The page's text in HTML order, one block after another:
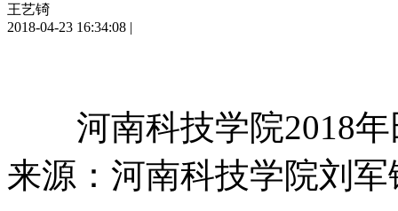
王艺锜
2018-04-23 16:34:08 |
河南科技学院2018年
来源：河南科技学院刘军